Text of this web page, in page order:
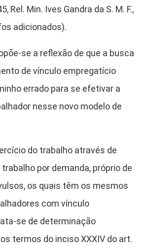
Rel. Min. Ives Gandra da S. M. F.,
adicionados).
se a reflexão de que a busca
de vínculo empregatício
errado para se efetivar a
nesse novo modelo de
do trabalho através de
por demanda, próprio de
os quais têm os mesmos
com vínculo
se de determinação
termos do inciso XXXIV do art.